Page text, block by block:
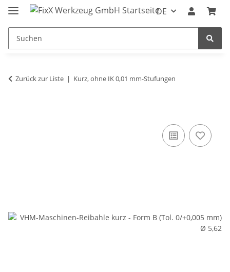
DE
Zurück zur Liste Kurz, ohne IK 0,01 mm-Stufungen